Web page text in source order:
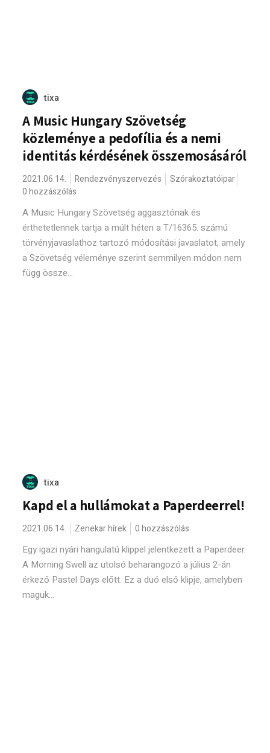
tixa
A Music Hungary Szövetség
közleménye a pedofília és a nemi
identitás kérdésének összemosásáról
2021.06.14. Rendezvényszervezés
Szórakoztatóipar
0 hozzászólás
A Music Hungary Szövetség aggasztónak és
érthetetlennek tartja a múlt héten a T/16365. számú
törvényjavaslathoz tartozó módosítási javaslatot, amely
a Szövetség véleménye szerint semmilyen módon nem
függ össze...
tixa
Kapd el a hullámokat a Paperdeerrel!
2021.06.14. Zenekar hírek 0 hozzászólás
Egy igazi nyári hangulatú klippel jelentkezett a Paperdeer.
A Morning Swell az utolsó beharangozó a július 2-án
érkező Pastel Days előtt. Ez a duó első klipje, amelyben
maguk...